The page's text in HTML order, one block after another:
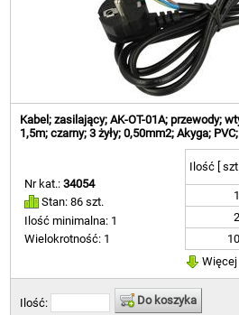
Kabel; zasilający; AK-OT-01A; przewody;
1,5m; czarny; 3 żyły; 0,50mm2; Akyga;
Nr kat.:34054
Stan: 86 szt.
Ilość minimalna: 1
Wielokrotność: 1
Ilość [ szt. ]
Ilość: Do koszyka